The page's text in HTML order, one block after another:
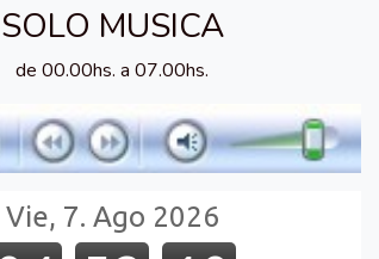
SOLO MUSICA
de 00.00hs. a 07.00hs.